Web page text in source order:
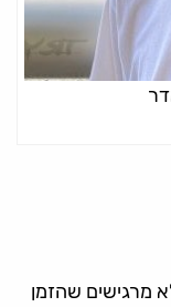
מרגישים שהזמן